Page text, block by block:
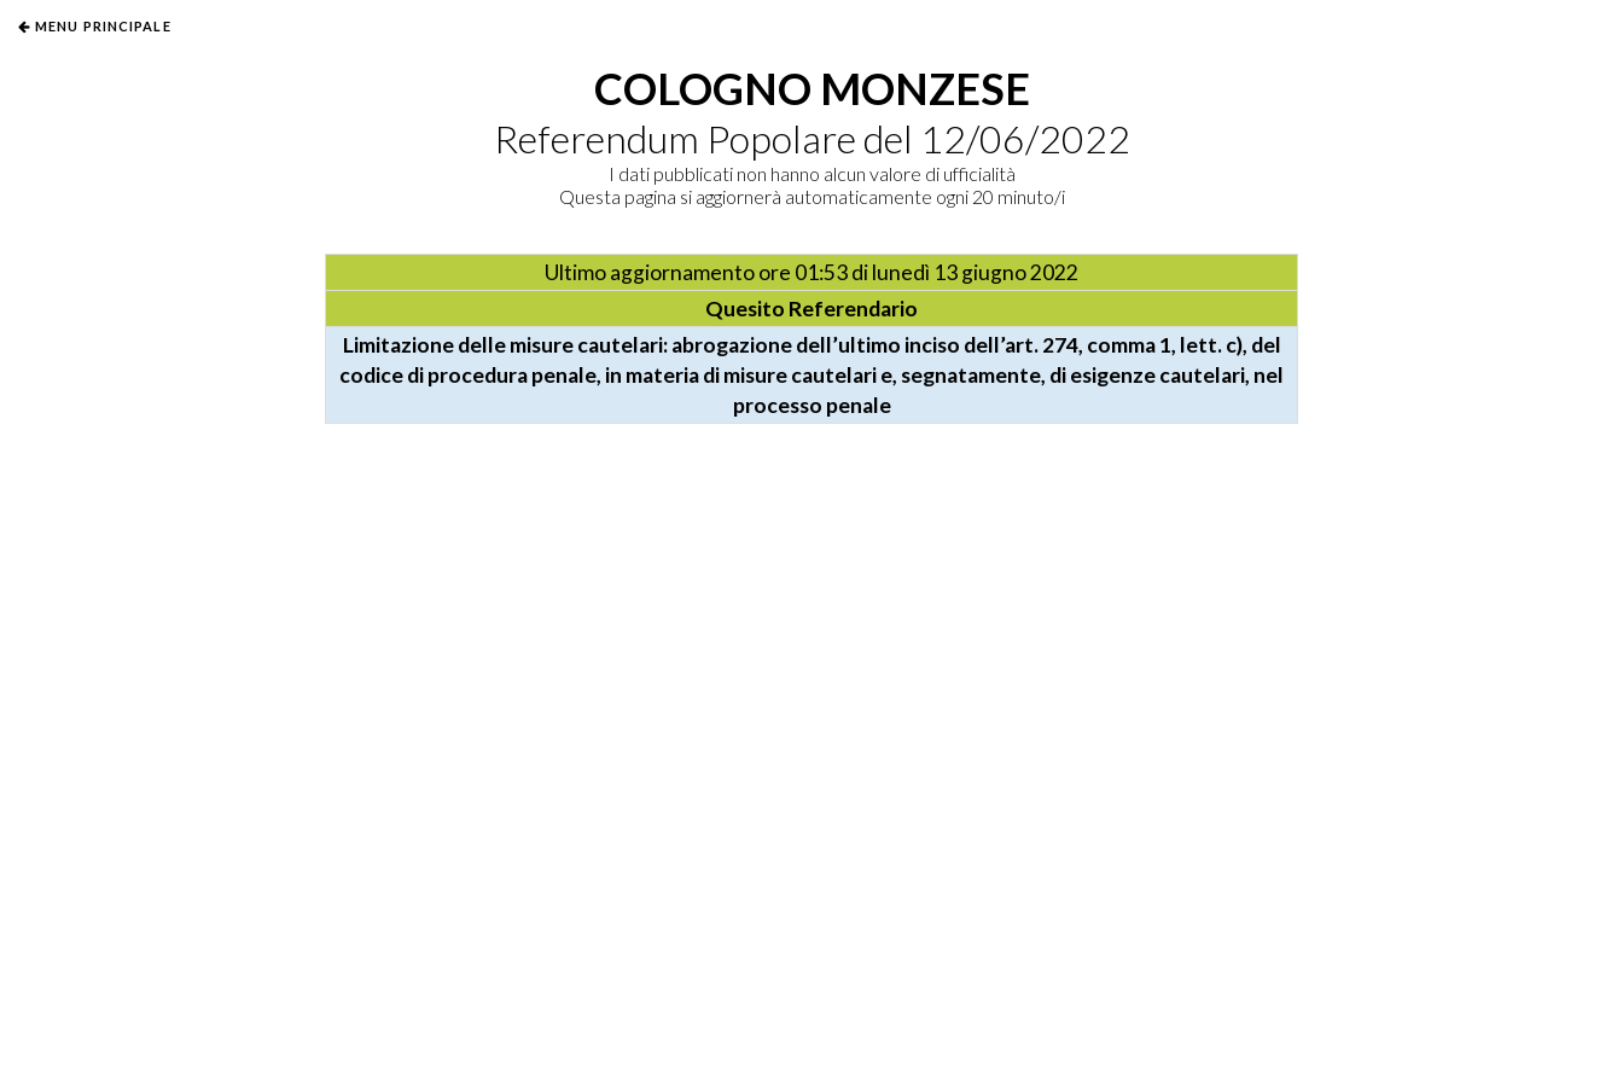
MENU PRINCIPALE
COLOGNO MONZESE
Referendum Popolare del 12/06/2022
I dati pubblicati non hanno alcun valore di ufficialità
Questa pagina si aggiornerà automaticamente ogni 20 minuto/i
Ultimo aggiornamento ore 01:53 di lunedì 13 giugno 2022
Quesito Referendario
Limitazione delle misure cautelari: abrogazione dell’ultimo inciso dell’art. 274, comma 1, lett. c), del
codice di procedura penale, in materia di misure cautelari e, segnatamente, di esigenze cautelari, nel
processo penale